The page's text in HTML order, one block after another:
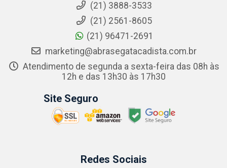
(21) 3888-3533
(21) 2561-8605
(21) 96471-2691
marketing@abrasegatacadista.com.br
Atendimento de segunda a sexta-feira das 08h às
12h e das 13h30 às 17h30
Site Seguro
Redes Sociais